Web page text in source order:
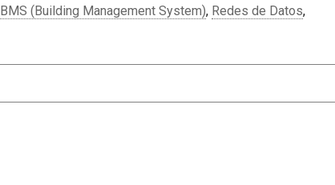
BMS (Building Management System), Redes de Datos,